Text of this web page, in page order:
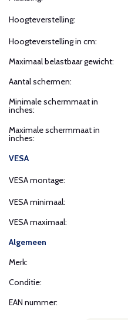
Hoogteverstelling:
Hoogteverstelling in cm:
Maximaal belastbaar gewicht:
Aantal schermen:
Minimale schermmaat in
inches:
Maximale schermmaat in
inches:
VESA
VESA montage:
VESA minimaal:
VESA maximaal:
Algemeen
Merk:
Conditie:
EAN nummer: